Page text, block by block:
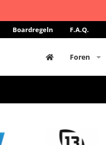
Boardregeln F.A.Q.
Foren